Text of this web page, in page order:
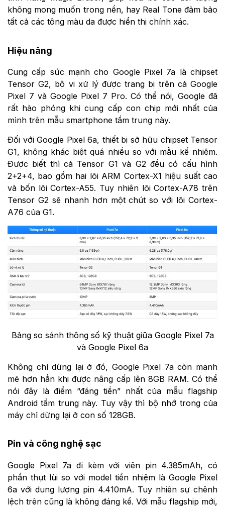
không mong muốn trong nền, hay Real Tone đảm bảo
tất cả các tông màu da được hiển thị chính xác.
Hiệu năng
Cung cấp sức mạnh cho Google Pixel 7a là chipset
Tensor G2, bộ vi xử lý được trang bị trên cả Google
Pixel 7 và Google Pixel 7 Pro. Có thể nói, Google đã
rất hào phóng khi cung cấp con chip mới nhất của
mình trên mẫu smartphone tầm trung này.
Đối với Google Pixel 6a, thiết bị sở hữu chipset Tensor
G1, không khác biệt quá nhiều so với mẫu kế nhiệm.
Được biết thì cả Tensor G1 và G2 đều có cấu hình
2+2+4, bao gồm hai lõi ARM Cortex-X1 hiệu suất cao
và bốn lõi Cortex-A55. Tuy nhiên lõi Cortex-A78 trên
Tensor G2 sẽ nhanh hơn một chút so với lõi Cortex-
A76 của G1.
Bảng so sánh thông số kỹ thuật giữa Google Pixel 7a
và Google Pixel 6a
Không chỉ dừng lại ở đó, Google Pixel 7a còn mạnh
mẽ hơn hẳn khi được nâng cấp lên 8GB RAM. Có thể
nói đây là điểm “đáng tiền” nhất của mẫu flagship
Android tầm trung này. Tuy vậy thì bộ nhớ trong của
máy chỉ dừng lại ở con số 128GB.
Pin và công nghệ sạc
Google Pixel 7a đi kèm với viên pin 4.385mAh, có
phần thụt lùi so với model tiền nhiệm là Google Pixel
6a với dung lượng pin 4.410mA. Tuy nhiên sự chênh
lệch trên cũng là không đáng kể. Với mẫu flagship mới,